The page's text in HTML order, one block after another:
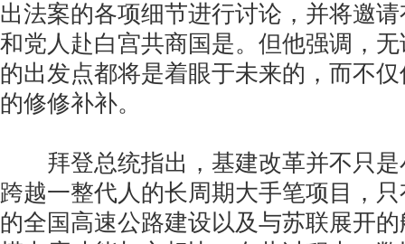
出法案的各项细节进行讨论，并将邀
和党人赴白宫共商国是。但他强调，
的出发点都将是着眼于未来的，而不
的修修补补。
拜登总统指出，基建改革并不只是
跨越一整代人的长周期大手笔项目，
的全国高速公路建设以及与苏联展开